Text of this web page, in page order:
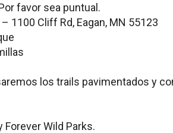
favor sea puntual.
1100 Cliff Rd, Eagan, MN 55123
los trails pavimentados y
Wild Parks.